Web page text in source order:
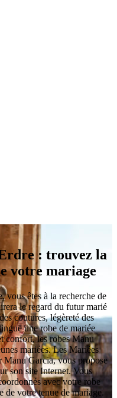
: trouvez la
votre mariage
vous êtes à la recherche de
le regard du futur marié
coutures, légèreté des
une robe de mariée
confort, les robes Manu
mariées. Les Mariées
Garcia, vous propose
son site Internet. Vous
avec votre robe
de votre tenue de mariage.